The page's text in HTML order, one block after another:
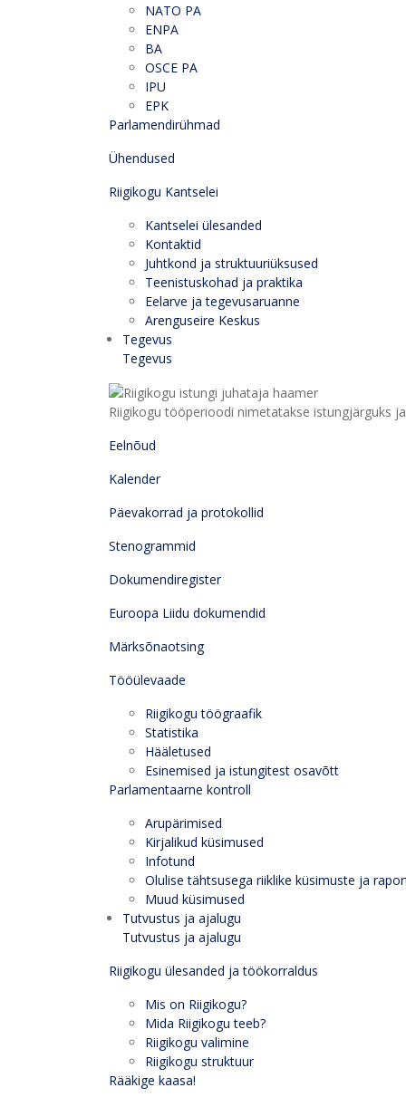
NATO PA
ENPA
BA
OSCE PA
IPU
EPK
Parlamendirühmad
Ühendused
Riigikogu Kantselei
Kantselei ülesanded
Kontaktid
Juhtkond ja struktuuriüksused
Teenistuskohad ja praktika
Eelarve ja tegevusaruanne
Arenguseire Keskus
Tegevus
Tegevus
Riigikogu tööperioodi nimetatakse istungjärguks
Eelnõud
Kalender
Päevakorrad ja protokollid
Stenogrammid
Dokumendiregister
Euroopa Liidu dokumendid
Märksõnaotsing
Tööülevaade
Riigikogu töögraafik
Statistika
Hääletused
Esinemised ja istungitest osavõtt
Parlamentaarne kontroll
Arupärimised
Kirjalikud küsimused
Infotund
Olulise tähtsusega riiklike küsimuste ja
Muud küsimused
Tutvustus ja ajalugu
Tutvustus ja ajalugu
Riigikogu ülesanded ja töökorraldus
Mis on Riigikogu?
Mida Riigikogu teeb?
Riigikogu valimine
Riigikogu struktuur
Rääkige kaasa!